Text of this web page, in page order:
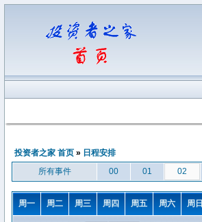
投资者之家 首页 » 日程安排
所有事件
00 01 02
周一 周二 周三 周四 周五 周六 周日